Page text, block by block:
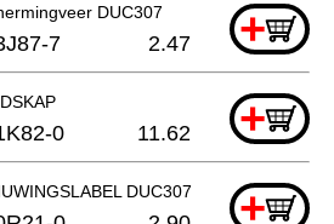
DUC307 +
7 2.47
+
0 11.62
DUC307 +